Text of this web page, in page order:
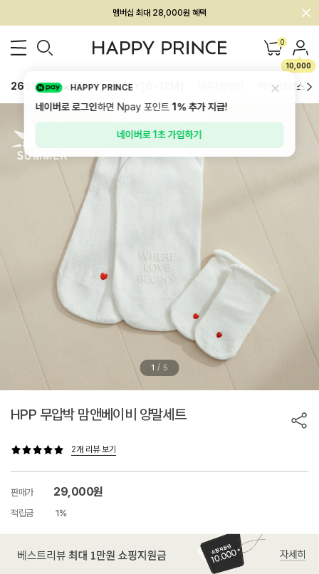
멤버십 최대 28,000원 혜택
0
10,000
26SS 신상 BEST BABY[6~12M] 하의/레깅스
1 / 5
HPP 무압박 맘앤베이비 양말세트
2개 리뷰 보기
판매가 29,000원
적립금 1%
HAPPY PRINCE
네이버로 로그인하면 Npay 포인트1%추가 지급!
네이버로 1초 가입하기